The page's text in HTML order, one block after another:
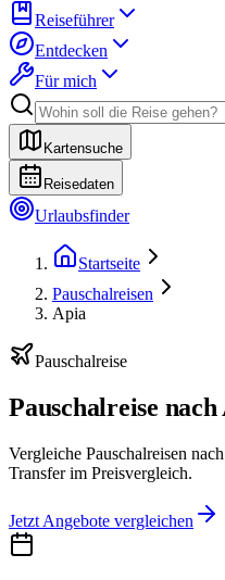
Reiseführer
Entdecken
Für mich
Kartensuche
Reisedaten
Urlaubsfinder
Startseite
Pauschalreisen
Apia
Pauschalreise
Pauschalreise nach
Vergleiche Pauschalreisen
Transfer im Preisvergleich.
Jetzt Angebote vergleichen